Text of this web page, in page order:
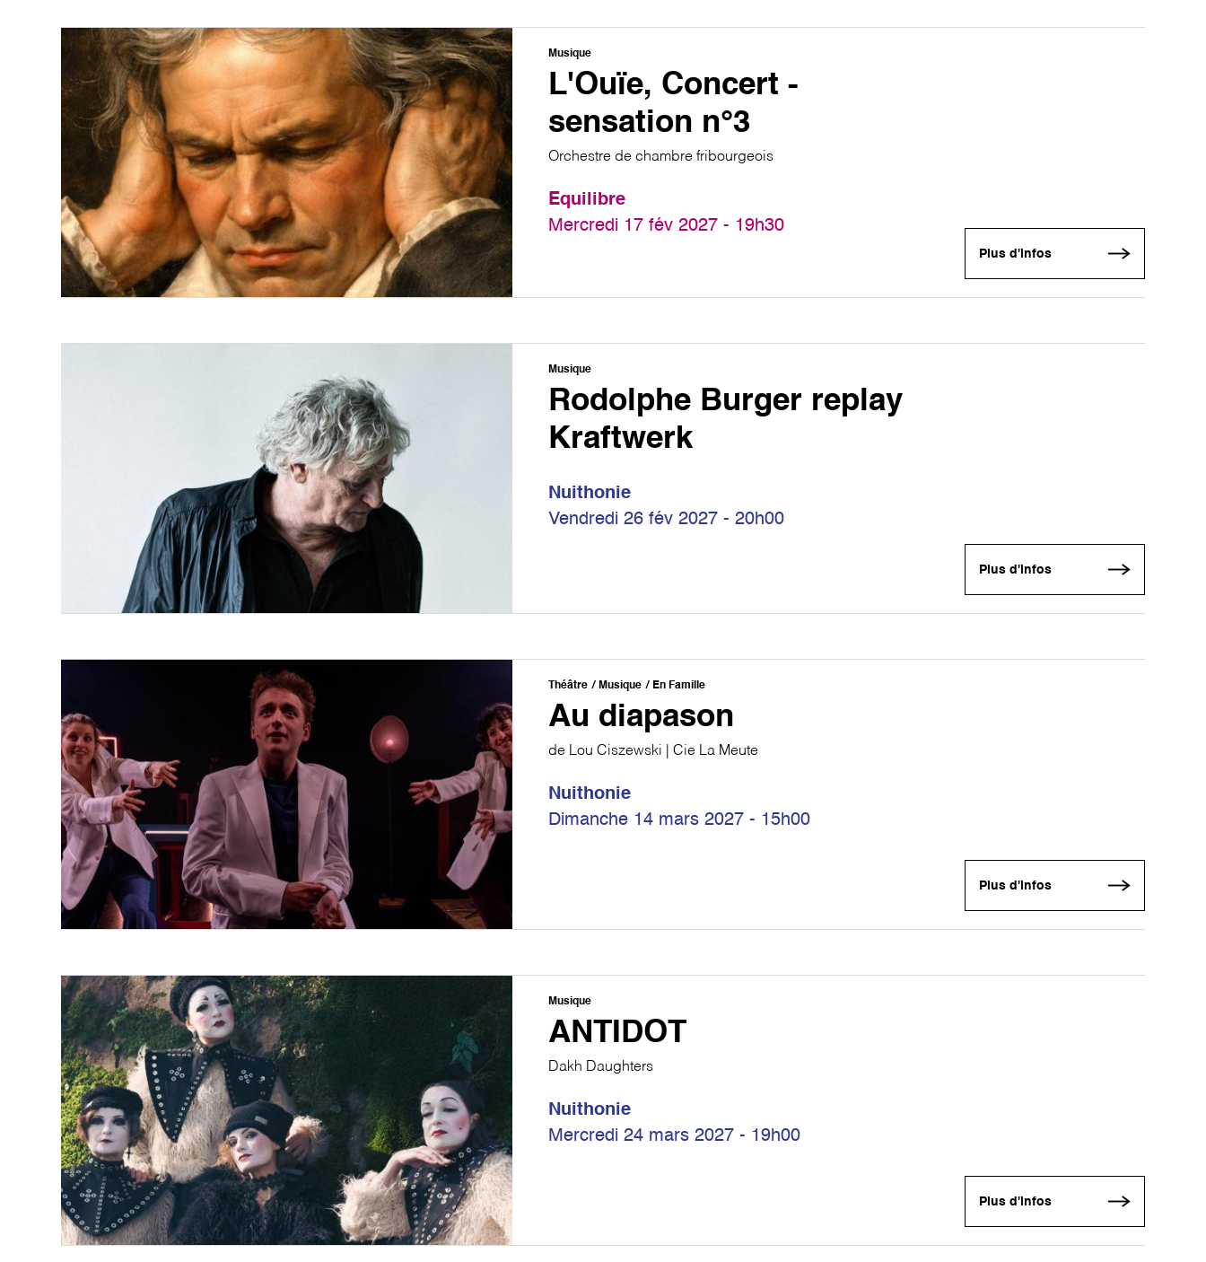
Musique
L'Ouïe, Concert -
sensation n°3
Orchestre de chambre fribourgeois
Equilibre
Mercredi 17 fév 2027 - 19h30
Plus d'infos
Musique
Rodolphe Burger replay
Kraftwerk
Nuithonie
Vendredi 26 fév 2027 - 20h00
Plus d'infos
Théâtre Musique En Famille
Au diapason
de Lou Ciszewski | Cie La Meute
Nuithonie
Dimanche 14 mars 2027 - 15h00
Plus d'infos
Musique
ANTIDOT
Dakh Daughters
Nuithonie
Mercredi 24 mars 2027 - 19h00
Plus d'infos